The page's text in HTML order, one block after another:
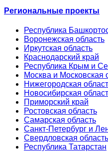
Региональные проекты
Республика
Воронежская область
Иркутская область
Краснодарский край
Республика Крым и
Москва и Московская
Нижегородская
Новосибирская
Приморский край
Ростовская область
Самарская область
Санкт-Петербург и
Свердловская область
Республика Татарстан